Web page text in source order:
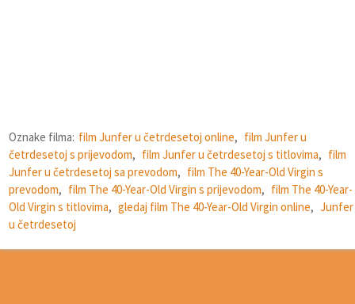
Oznake filma: film Junfer u četrdesetoj online, film Junfer u
četrdesetoj s prijevodom, film Junfer u četrdesetoj s titlovima, film
Junfer u četrdesetoj sa prevodom, film The 40-Year-Old Virgin s
prevodom, film The 40-Year-Old Virgin s prijevodom, film The 40-Year-
Old Virgin s titlovima, gledaj film The 40-Year-Old Virgin online, Junfer
u četrdesetoj